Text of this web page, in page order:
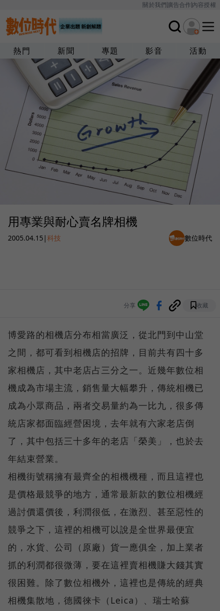
關於我們廣告合作內容授權
熱門 新聞 專題 影音 活動
用專業與耐心賣名牌相機
2005.04.15 |科技 數位時代
分享 收藏
博愛路的相機店分布相當廣泛，從北門到中山堂
之間，都可看到相機店的招牌，目前共有四十多
家相機店，其中老店占三分之一。近幾年數位相
機成為市場主流，銷售量大幅攀升，傳統相機已
成為小眾商品，兩者交易量約為一比九，很多傳
統店家都面臨經營困境，去年就有六家老店倒
了，其中包括三十多年的老店「榮美」，也於去
年結束營業。
相機街號稱擁有最齊全的相機機種，而且這裡也
是價格最競爭的地方，通常最新款的數位相機經
過討價還價後，利潤很低，在激烈、甚至惡性的
競爭之下，這裡的相機可以說是全世界最便宜
的，水貨、公司（原廠）貨一應俱全，加上業者
抓的利潤都很微薄，要在這裡賣相機賺大錢其實
很困難。除了數位相機外，這裡也是傳統的經典
相機集散地，德國徠卡（Leica）、瑞士哈蘇